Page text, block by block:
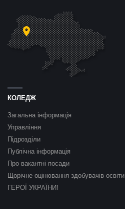
КОЛЕДЖ
Загальна інформація
Управління
Підрозділи
Публічна інформація
Про вакантні посади
Щорічне оцінювання здобувачів освіти
ГЕРОЇ УКРАЇНИ!